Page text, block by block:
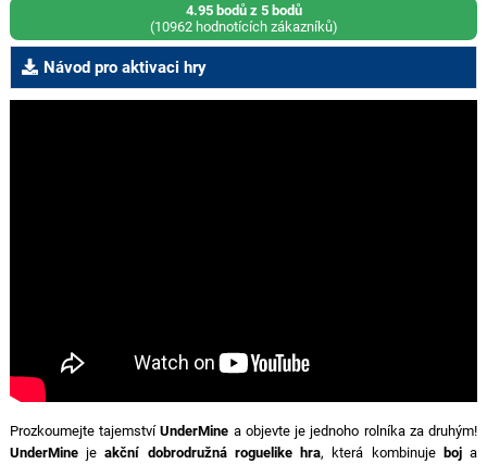
4.95 bodů z 5 bodů
(10962 hodnotících zákazníků)
Návod pro aktivaci hry
Prozkoumejte tajemstvíUnderMine a objevte je jednoho rolníka za druhým!
UnderMinejeakční dobrodružná roguelike hra, která kombinuje boja